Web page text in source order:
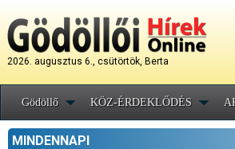
2026. augusztus 6., csütörtök, Berta
Gödöllő KÖZ-ÉRDEKLŐDÉS
MINDENNAPI